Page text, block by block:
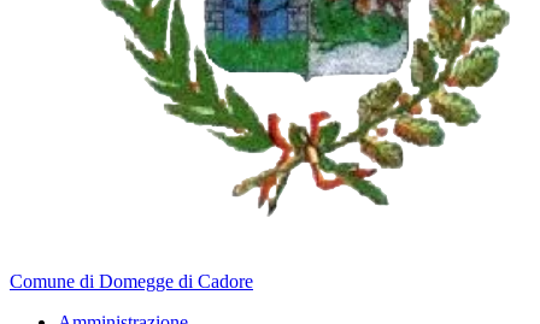
Comune di Domegge di Cadore